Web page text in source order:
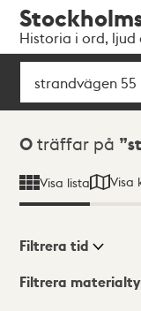
navigationen
huvudinnehållet
Historia i ord, ljud
Sök
Sökresultat
0 träffar på
Visa lista Visa
Visningsläge
Filtrera tid
Filtrera